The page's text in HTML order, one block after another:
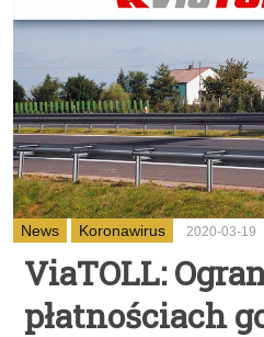
News Koronawirus 2020-03-19
ViaTOLL:
płatnościach